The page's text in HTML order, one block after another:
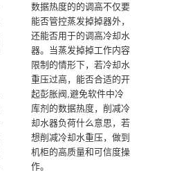
数据热度的的调高不仅要
能否管控蒸发掉掉器外，
还能否用于的调高冷却水
器。当蒸发掉掉工作内容
限制的情形下，若冷却水
重压过高，能否合适的开
起彭胀阀,避免软件中冷
库剂的数据热度，削减冷
却水器负荷什么意思，若
想削减冷却水重压，做到
机柜的高质量和可信度操
作。